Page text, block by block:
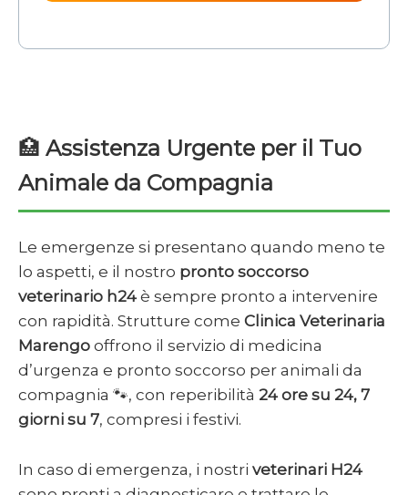
🏥 Assistenza Urgente per il Tuo
Animale da Compagnia
Le emergenze si presentano quando meno te
lo aspetti, e il nostro pronto soccorso
veterinario h24 è sempre pronto a intervenire
con rapidità. Strutture come Clinica Veterinaria
Marengo offrono il servizio di medicina
d’urgenza e pronto soccorso per animali da
compagnia 🐾, con reperibilità 24 ore su 24, 7
giorni su 7, compresi i festivi.
In caso di emergenza, i nostri veterinari H24